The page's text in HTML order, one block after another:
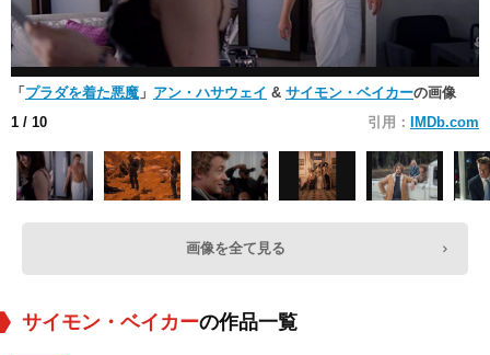
「 プラダを着た悪魔」 アン・ハサウェイ & サイモン・ベイカーの画像
1 / 10 引用： IMDb.com
画像を全て見る
サイモン・ベイカーの作品一覧